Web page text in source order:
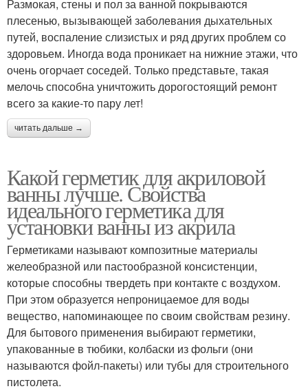
Размокая, стены и пол за ванной покрываются
плесенью, вызывающей заболевания дыхательных
путей, воспаление слизистых и ряд других проблем со
здоровьем. Иногда вода проникает на нижние этажи, что
очень огорчает соседей. Только представьте, такая
мелочь способна уничтожить дорогостоящий ремонт
всего за какие-то пару лет!
читать дальше →
Какой герметик для акриловой
ванны лучше. Свойства
идеального герметика для
установки ванны из акрила
Герметиками называют композитные материалы
желеобразной или пастообразной консистенции,
которые способны твердеть при контакте с воздухом.
При этом образуется непроницаемое для воды
вещество, напоминающее по своим свойствам резину.
Для бытового применения выбирают герметики,
упакованные в тюбики, колбаски из фольги (они
называются фойл-пакеты) или тубы для строительного
пистолета.